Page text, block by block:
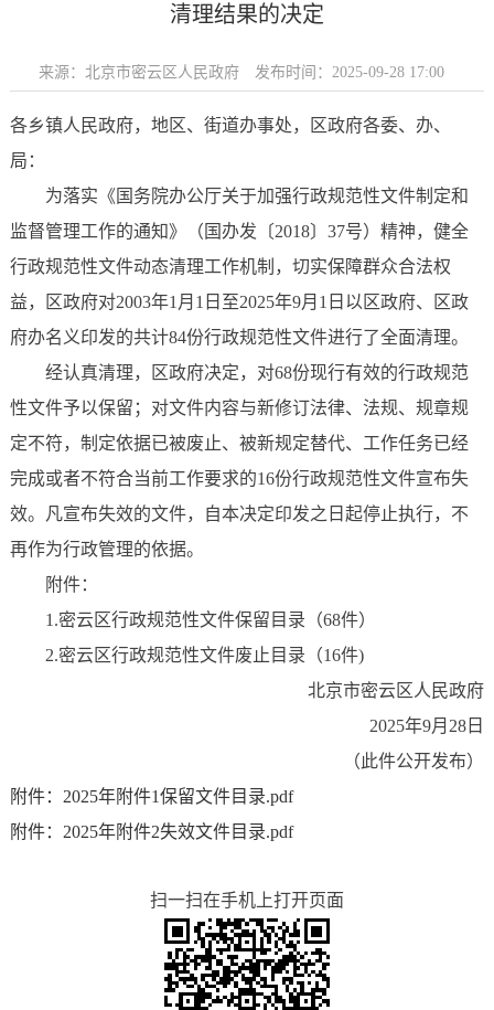
清理结果的决定
来源：北京市密云区人民政府 发布时间：2025-09-28 17:00
各乡镇人民政府，地区、街道办事处，区政府各委、办、
局：
为落实《国务院办公厅关于加强行政规范性文件制定和
监督管理工作的通知》（国办发〔2018〕37号）精神，健全
行政规范性文件动态清理工作机制，切实保障群众合法权
益，区政府对2003年1月1日至2025年9月1日以区政府、区政
府办名义印发的共计84份行政规范性文件进行了全面清理。
经认真清理，区政府决定，对68份现行有效的行政规范
性文件予以保留；对文件内容与新修订法律、法规、规章规
定不符，制定依据已被废止、被新规定替代、工作任务已经
完成或者不符合当前工作要求的16份行政规范性文件宣布失
效。凡宣布失效的文件，自本决定印发之日起停止执行，不
再作为行政管理的依据。
附件：
1.密云区行政规范性文件保留目录（68件）
2.密云区行政规范性文件废止目录（16件)
北京市密云区人民政府
2025年9月28日
（此件公开发布）
附件：2025年附件1保留文件目录.pdf
附件：2025年附件2失效文件目录.pdf
扫一扫在手机上打开页面